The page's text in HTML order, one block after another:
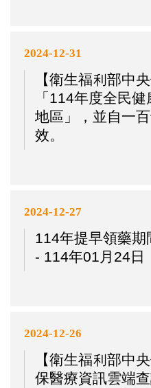
2024-12-31
【衛生福利部中
「114年度全民
地區」，並自一
效。
2024-12-27
114年提早領藥期
- 114年01月24日
2024-12-26
【衛生福利部中
保醫療資訊雲端